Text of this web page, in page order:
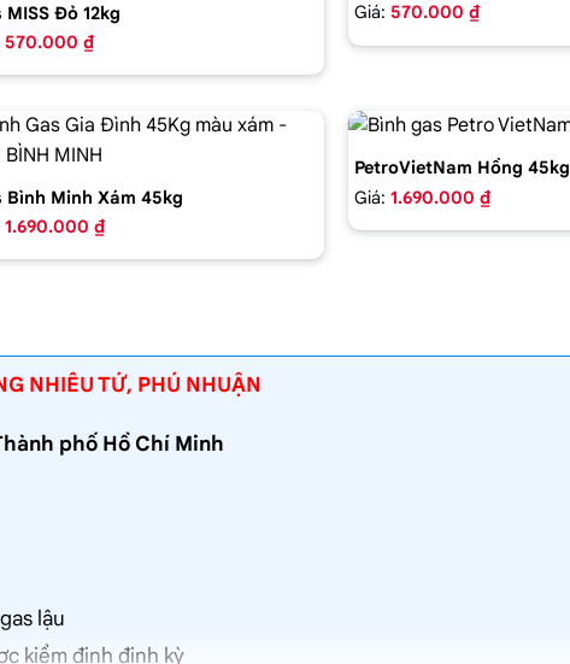
MISS Đỏ 12kg
570.000 ₫
Giá: 570.000 ₫
Bình Minh Xám 45kg
1.690.000 ₫
PetroVietNam Hồng 45kg
Giá: 1.690.000 ₫
NHIÊU TỨ, PHÚ NHUẬN
phố Hồ Chí Minh
lậu
kiểm định định kỳ